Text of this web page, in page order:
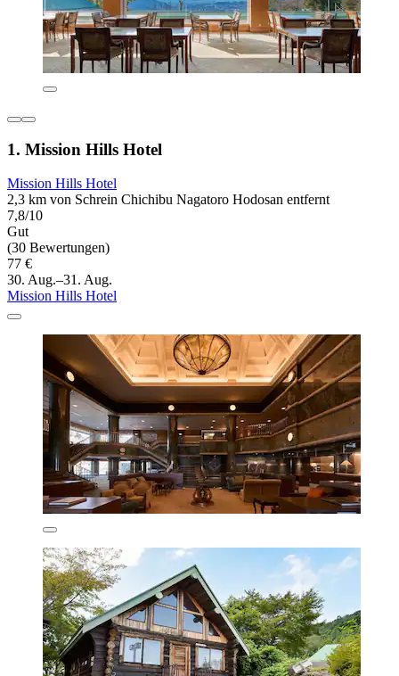
1. Mission Hills Hotel
Mission Hills Hotel
2,3 km von Schrein Chichibu Nagatoro Hodosan entfernt
7,8/10
Gut
(30 Bewertungen)
77 €
30. Aug.–31. Aug.
Mission Hills Hotel